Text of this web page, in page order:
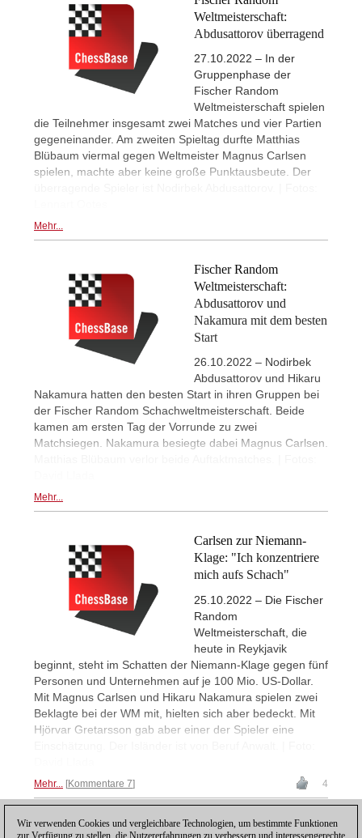
Weltmeisterschaft:
Abdusattorov überragend
27.10.2022 – In der
Gruppenphase der
Fischer Random
Weltmeisterschaft spielen
die Teilnehmer insgesamt zwei Matches und vier Partien
gegeneinander. Am zweiten Spieltag durfte Matthias
Blübaum viermal gegen Weltmeister Magnus Carlsen
spielen, machte aber keine große Punktausbeute. Der
Mehr...
Fischer Random
Weltmeisterschaft:
Abdusattorov und
Nakamura mit dem besten
Start
26.10.2022 – Nodirbek
Abdusattorov und Hikaru
Nakamura hatten den besten Start in ihren Gruppen bei
der Fischer Random Schachweltmeisterschaft. Beide
kamen am ersten Tag der Vorrunde zu zwei
Matchsiegen. Nakamura besiegte dabei Magnus Carlsen.
Mehr...
Carlsen zur Niemann-
Klage: "Ich konzentriere
mich aufs Schach"
25.10.2022 – Die Fischer
Random
Weltmeisterschaft, die
heute in Reykjavik
beginnt, steht im Schatten der Niemann-Klage gegen fünf
Personen und Unternehmen auf je 100 Mio. US-Dollar.
Mit Magnus Carlsen und Hikaru Nakamura spielen zwei
Beklagte bei der WM mit, hielten sich aber bedeckt. Mit
Hjörvar Gretarsson gab aber einer der Spieler eine
Mehr... Kommentare 7 4
1
Wir verwenden Cookies und vergleichbare Technologien, um bestimmte Funktionen
zur Verfügung zu stellen, die Nutzererfahrungen zu verbessern und interessengerechte